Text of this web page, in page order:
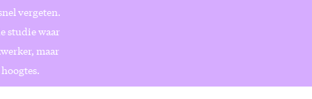
vergeten.
studie waar
maar